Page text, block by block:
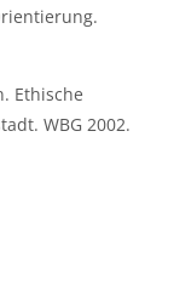
Ethische
WBG 2002.